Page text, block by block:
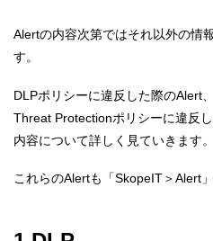
Alertの内容次第ではそれ以外の情
す。
DLPポリシーに違反した際のAlert
Threat Protectionポリシーに違反
内容について詳しく見ていきます。
これらのAlertも「SkopeIT＞Alert